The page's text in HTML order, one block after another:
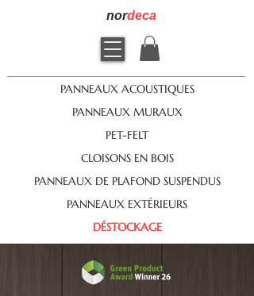
nordeca
PANNEAUX ACOUSTIQUES
PANNEAUX MURAUX
PET-FELT
CLOISONS EN BOIS
PANNEAUX DE PLAFOND SUSPENDUS
PANNEAUX EXTÉRIEURS
DÉSTOCKAGE